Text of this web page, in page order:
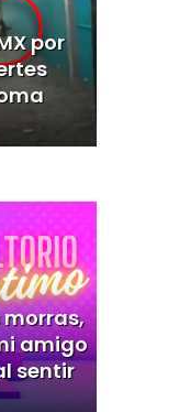
por
amigo
sentir